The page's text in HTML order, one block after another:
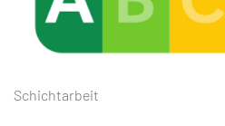
Schichtarbeit